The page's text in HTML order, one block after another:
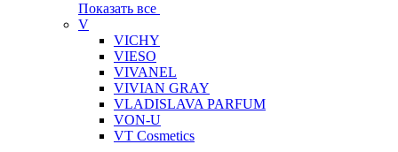
Показать все
V
VICHY
VIESO
VIVANEL
VIVIAN GRAY
VLADISLAVA PARFUM
VON-U
VT Cosmetics